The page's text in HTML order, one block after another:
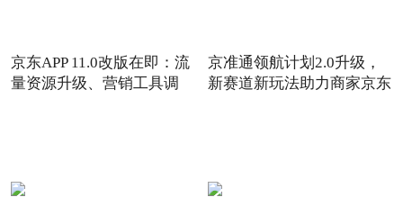
京东APP 11.0改版在即：流
量资源升级、营销工具调
京准通领航计划2.0升级，
新赛道新玩法助力商家京东